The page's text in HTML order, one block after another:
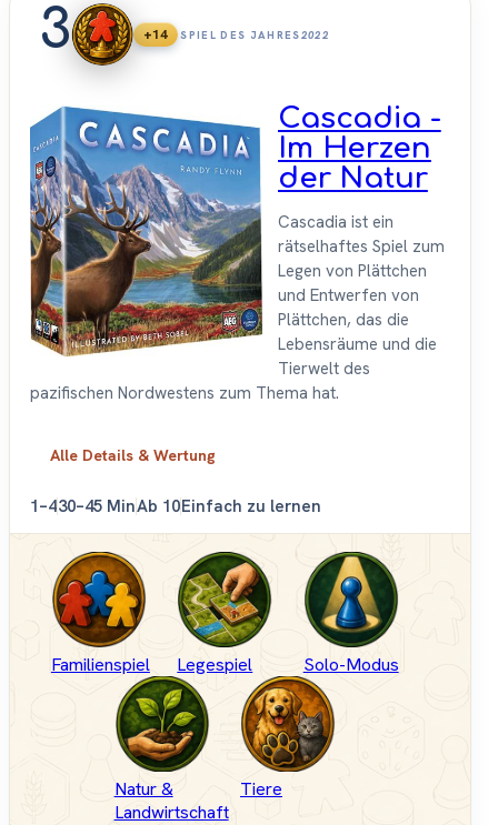
3 +14 SPIEL DES JAHRES2022
Cascadia -
Im Herzen
der Natur
Cascadia ist ein
rätselhaftes Spiel zum
Legen von Plättchen
und Entwerfen von
Plättchen, das die
Lebensräume und die
Tierwelt des
pazifischen Nordwestens zum Thema hat.
Alle Details & Wertung
1–430–45 MinAb 10Einfach zu lernen
Familienspiel Legespiel Solo-Modus
Natur &
Landwirtschaft
Tiere